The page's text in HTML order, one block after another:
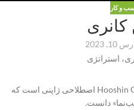
و کار
2023
Hooshin Connery (Hoshin Kanri) اصطلاحی ژاپنی است که
دانست.